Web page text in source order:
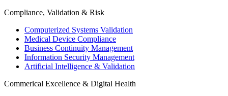
Compliance, Validation & Risk
Computerized Systems Validation
Medical Device Compliance
Business Continuity Management
Information Security Management
Artificial Intelligence & Validation
Commerical Excellence & Digital Health